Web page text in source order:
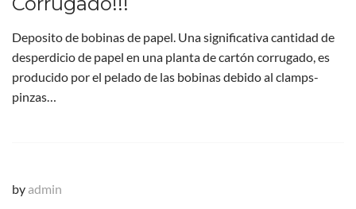
Deposito de bobinas de papel. Una significativa cantidad de
desperdicio de papel en una planta de cartón corrugado, es
producido por el pelado de las bobinas debido al clamps-
pinzas…
by admin